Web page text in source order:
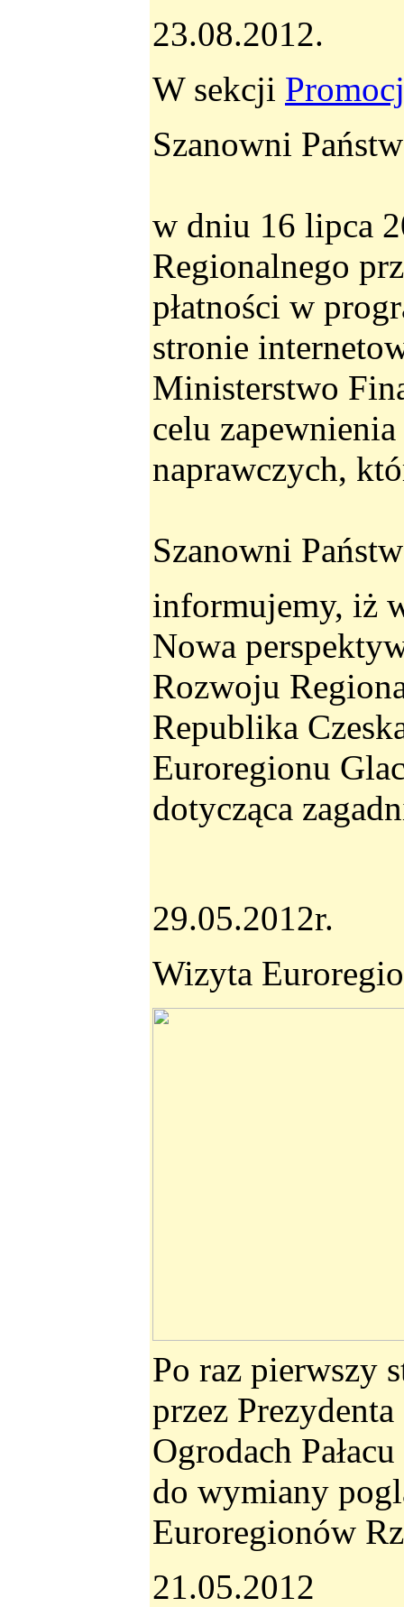
23.08.2012.
W sekcji
Szanowni
w dniu 16 lipca
Regionalnego
płatności w
stronie
Ministerstwo
celu
naprawczych,
Szanowni
informujemy, iż
Nowa
Rozwoju
Republika
Euroregionu
dotycząca
29.05.2012r.
Wizyta
Po raz pierwszy
przez
Ogrodach
do wymiany
Euroregionów
21.05.2012